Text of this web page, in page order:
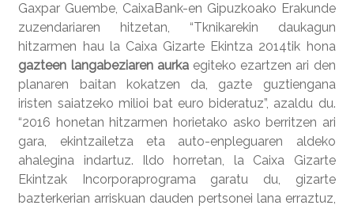
Gaxpar Guembe, CaixaBank-en Gipuzkoako Erakunde
zuzendariaren hitzetan, “Tknikarekin daukagun
hitzarmen hau la Caixa Gizarte Ekintza 2014tik hona
gazteen langabeziaren aurkaegiteko ezartzen ari den
planaren baitan kokatzen da, gazte guztiengana
iristen saiatzeko milioi bat euro bideratuz”, azaldu du.
“2016 honetan hitzarmen horietako asko berritzen ari
gara, ekintzailetza eta auto-enpleguaren aldeko
ahalegina indartuz. Ildo horretan, la Caixa Gizarte
Ekintzak Incorporaprograma garatu du, gizarte
bazterkerian arriskuan dauden pertsonei lana erraztuz,